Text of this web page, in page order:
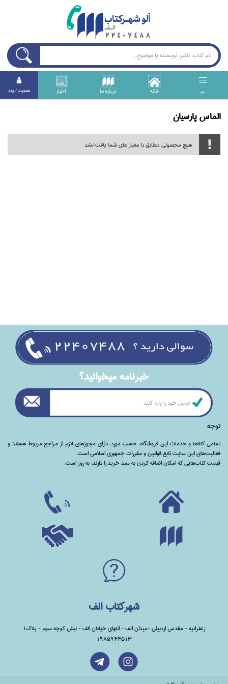
منو خانه درباره ما اخبار عضويت / ورود
الماس پارسيان
هیچ محصولی مطابق با معیار های شما یافت نشد
خبرنامه ميخوانيد؟
توجه
تمامی‌ کالاها و خدمات این فروشگاه، حسب مورد،‌ دارای مجوزهای لازم از مراجع مربوط هستند ‌و‌‌
فعالیت‌های این سایت تابع قوانین و مقررات جمهوری اسلامی است.
قیمت کتاب‌هایی که امکان اضافه کردن به سبد خرید را دارند،‌ به روز است.
شهرکتاب الف
زعفرانیه - مقدس اردبیلی -میدان الف - انتهای خیابان الف - نبش کوچه سوم - پلاک1
1985944513